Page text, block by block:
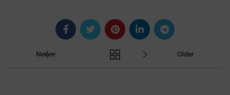
Newer Older